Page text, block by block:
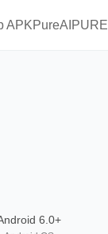
APKPureAIPURE
6.0+